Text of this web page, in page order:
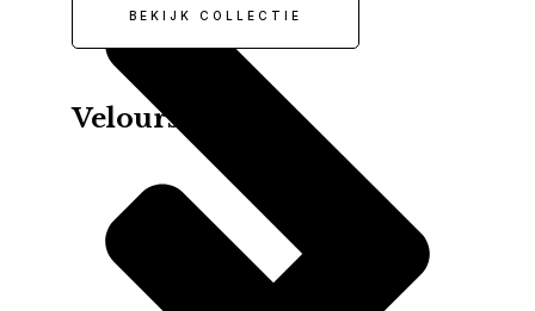
BEKIJK COLLECTIE
Velours